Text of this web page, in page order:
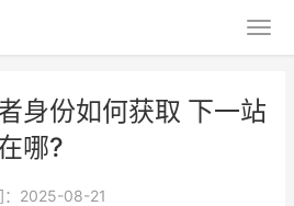
身份如何获取 下一站
哪?
：2025-08-21